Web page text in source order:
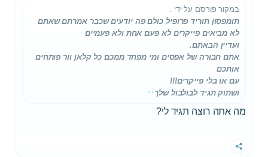
במקור פורסם על ידי :
תומפסון תוריד פרופיל כולם פה יודעים שכבר אמרתם שאתם
לא מביאים פייקרים לא פעם אחת ולא פעמיים
ועדיין הבאתם.
אתם חבורה של אפסים ומי מפחד ממכם כל קלאן וור פותחים
אותכם
עם או בלי פייקרים!!!
ושתוק תגיד לבולבול שלך
מה אתה רוצה תגיד לי?
שתף